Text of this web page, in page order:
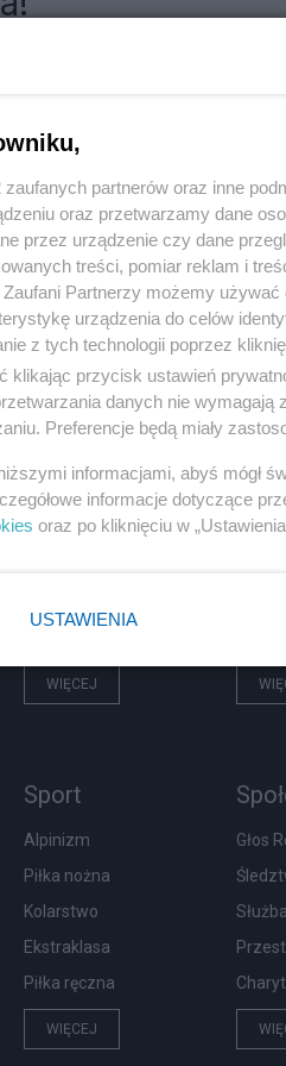
PiS
Rząd
WIĘCEJ
Sport
Alpinizm
Piłka nożna
Kolarstwo
Ekstraklasa
Piłka ręczna
WIĘCEJ
Głos
zaufanych partnerów oraz inne
oraz przetwarzamy dane
przez urządzenie czy dane
treści, pomiar reklam i
Partnerzy możemy
urządzenia do celów
z tych technologii poprzez
klikając przycisk ustawień
danych nie
Preferencje będą miały
informacjami, abyś mógł
informacje dotyczące
oraz po kliknięciu w
USTAWIENIA